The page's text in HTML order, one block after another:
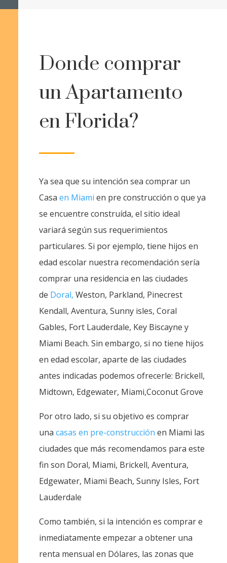
Donde comprar
un Apartamento
en Florida?
Ya sea que su intención sea comprar un
Casa en Miami en pre construcción o que ya
se encuentre construída, el sitio ideal
variará según sus requerimientos
particulares. Si por ejemplo, tiene hijos en
edad escolar nuestra recomendación sería
comprar una residencia en las ciudades
de Doral, Weston, Parkland, Pinecrest
Kendall, Aventura, Sunny isles, Coral
Gables, Fort Lauderdale, Key Biscayne y
Miami Beach. Sin embargo, si no tiene hijos
en edad escolar, aparte de las ciudades
antes indicadas podemos ofrecerle: Brickell,
Midtown, Edgewater, Miami,Coconut Grove
Por otro lado, si su objetivo es comprar
una casas en pre-construcción en Miami las
ciudades que más recomendamos para este
fin son Doral, Miami, Brickell, Aventura,
Edgewater, Miami Beach, Sunny Isles, Fort
Lauderdale
Como también, si la intención es comprar e
inmediatamente empezar a obtener una
renta mensual en Dólares, las zonas que